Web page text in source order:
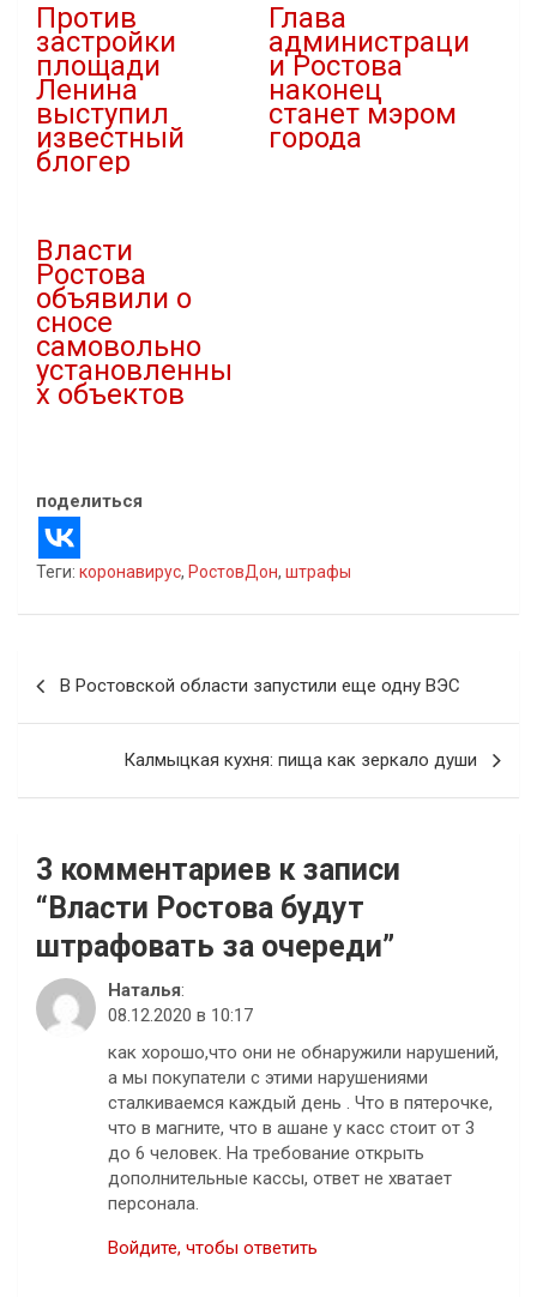
Против
застройки
площади
Ленина
выступил
известный
блогер
Глава
администраци
и Ростова
наконец
станет мэром
города
Власти
Ростова
объявили о
сносе
самовольно
установленны
х объектов
поделиться
Теги: коронавирус, РостовДон, штрафы
записям
В Ростовской области запустили еще одну ВЭС
Калмыцкая кухня: пища как зеркало души
3 комментариев к записи
“ Власти Ростова будут
штрафовать за очереди”
Наталья:
08.12.2020 в 10:17
как хорошо,что они не обнаружили нарушений,
а мы покупатели с этими нарушениями
сталкиваемся каждый день . Что в пятерочке,
что в магните, что в ашане у касс стоит от 3
до 6 человек. На требование открыть
дополнительные кассы, ответ не хватает
персонала.
Войдите, чтобы ответить